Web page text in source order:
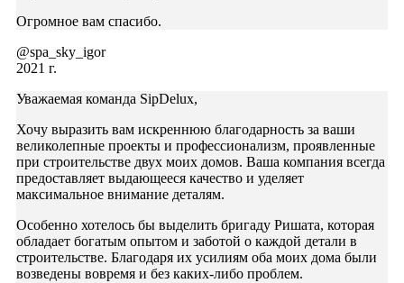
Огромное вам спасибо.
@spa_sky_igor
2021 г.
Уважаемая команда SipDelux,
Хочу выразить вам искреннюю благодарность за ваши
великолепные проекты и профессионализм, проявленные
при строительстве двух моих домов. Ваша компания всегда
предоставляет выдающееся качество и уделяет
максимальное внимание деталям.
Особенно хотелось бы выделить бригаду Ришата, которая
обладает богатым опытом и заботой о каждой детали в
строительстве. Благодаря их усилиям оба моих дома были
возведены вовремя и без каких-либо проблем.